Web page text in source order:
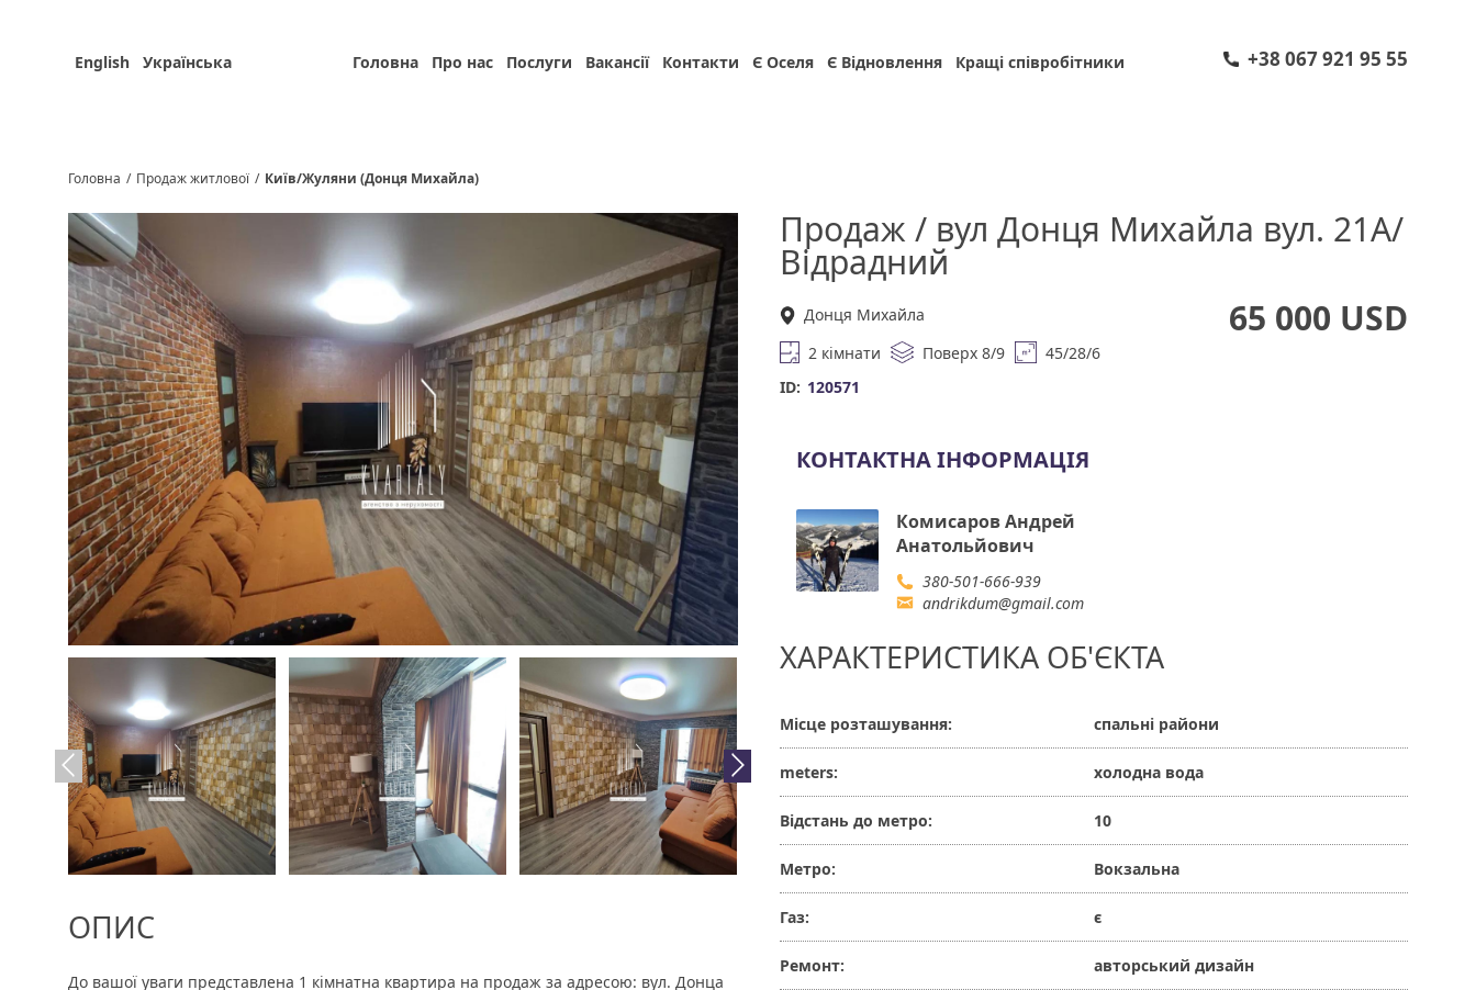
English Українська Головна Про нас Послуги Вакансії Контакти Є Оселя Є Відновлення Кращі співробітники +38 067 921 95 55
Головна / Продаж житлової / Київ/Жуляни (Донця Михайла)
ОПИС
До вашої уваги представлена ​​1 кімнатна квартира на продаж за адресою: вул. Донца
Продаж / вул Донця Михайла вул. 21А/
Відрадний
Донця Михайла
2 кімнати
Поверх 8/9
45/28/6
ID: 120571
65 000 USD
КОНТАКТНА ІНФОРМАЦІЯ
Комисаров Андрей
Анатольйович
380-501-666-939
andrikdum@gmail.com
ХАРАКТЕРИСТИКА ОБ'ЄКТА
Місце розташування: спальні райони
meters: холодна вода
Відстань до метро: 10
Метро: Вокзальна
Газ: є
Ремонт: авторський дизайн